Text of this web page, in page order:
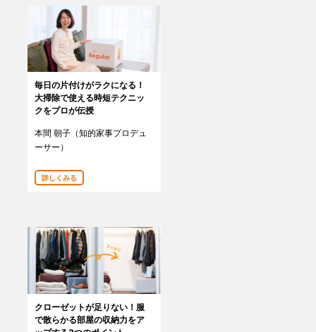
毎日の片付けがラクになる！
大掃除で使える時短テクニッ
クをプロが伝授
本間 朝子（知的家事プロデュ
ーサー）
詳しくみる
クローゼットが足りない！服
で散らかる部屋の収納力をア